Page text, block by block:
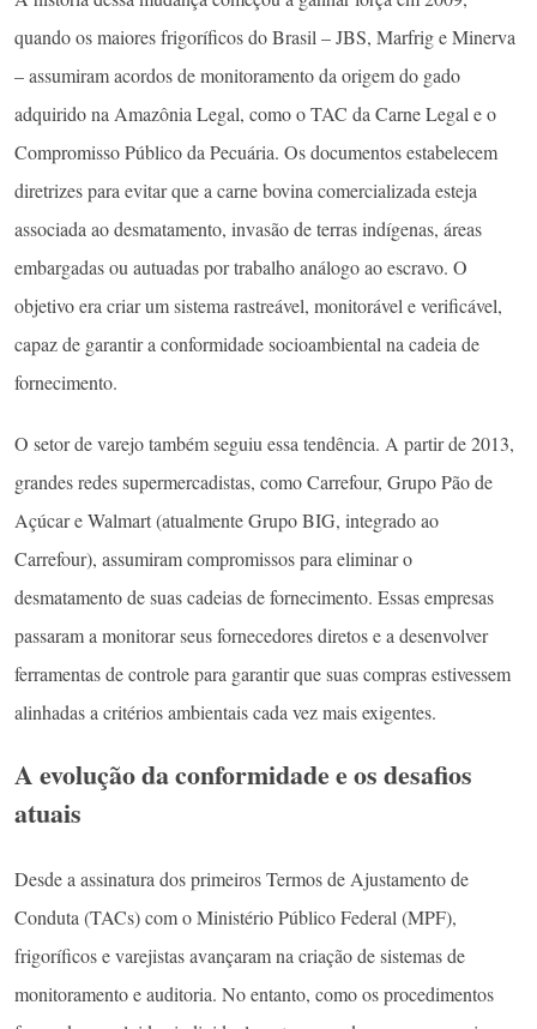
quando os maiores frigoríficos do Brasil – JBS, Marfrig e Minerva
– assumiram acordos de monitoramento da origem do gado
adquirido na Amazônia Legal, como o TAC da Carne Legal e o
Compromisso Público da Pecuária. Os documentos estabelecem
diretrizes para evitar que a carne bovina comercializada esteja
associada ao desmatamento, invasão de terras indígenas, áreas
embargadas ou autuadas por trabalho análogo ao escravo. O
objetivo era criar um sistema rastreável, monitorável e verificável,
capaz de garantir a conformidade socioambiental na cadeia de
fornecimento.
O setor de varejo também seguiu essa tendência. A partir de 2013,
grandes redes supermercadistas, como Carrefour, Grupo Pão de
Açúcar e Walmart (atualmente Grupo BIG, integrado ao
Carrefour), assumiram compromissos para eliminar o
desmatamento de suas cadeias de fornecimento. Essas empresas
passaram a monitorar seus fornecedores diretos e a desenvolver
ferramentas de controle para garantir que suas compras estivessem
alinhadas a critérios ambientais cada vez mais exigentes.
A evolução da conformidade e os desafios
atuais
Desde a assinatura dos primeiros Termos de Ajustamento de
Conduta (TACs) com o Ministério Público Federal (MPF),
frigoríficos e varejistas avançaram na criação de sistemas de
monitoramento e auditoria. No entanto, como os procedimentos